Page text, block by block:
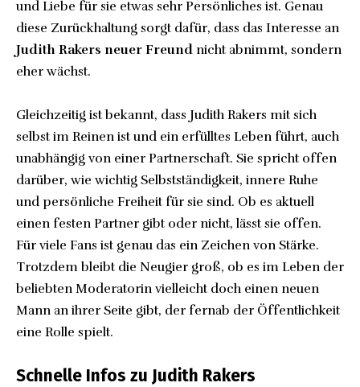
und Liebe für sie etwas sehr Persönliches ist. Genau
diese Zurückhaltung sorgt dafür, dass das Interesse an
Judith Rakers neuer Freund nicht abnimmt, sondern
eher wächst.
Gleichzeitig ist bekannt, dass Judith Rakers mit sich
selbst im Reinen ist und ein erfülltes Leben führt, auch
unabhängig von einer Partnerschaft. Sie spricht offen
darüber, wie wichtig Selbstständigkeit, innere Ruhe
und persönliche Freiheit für sie sind. Ob es aktuell
einen festen Partner gibt oder nicht, lässt sie offen.
Für viele Fans ist genau das ein Zeichen von Stärke.
Trotzdem bleibt die Neugier groß, ob es im Leben der
beliebten Moderatorin vielleicht doch einen neuen
Mann an ihrer Seite gibt, der fernab der Öffentlichkeit
eine Rolle spielt.
Schnelle Infos zu Judith Rakers